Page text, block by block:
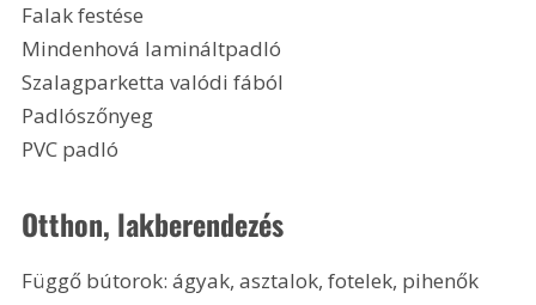
Falak festése
Mindenhová lamináltpadló
Szalagparketta valódi fából
Padlószőnyeg
PVC padló
Otthon, lakberendezés
Függő bútorok: ágyak, asztalok, fotelek, pihenők